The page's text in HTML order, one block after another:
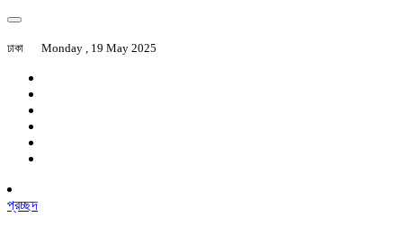
ঢাকা Monday , 19 May 2025
প্রচ্ছদ